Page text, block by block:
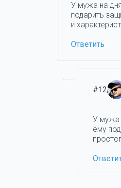
У мужа на
подарить
и
Ответить
#12
У мужа
ему